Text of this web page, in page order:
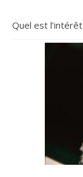
Quel est